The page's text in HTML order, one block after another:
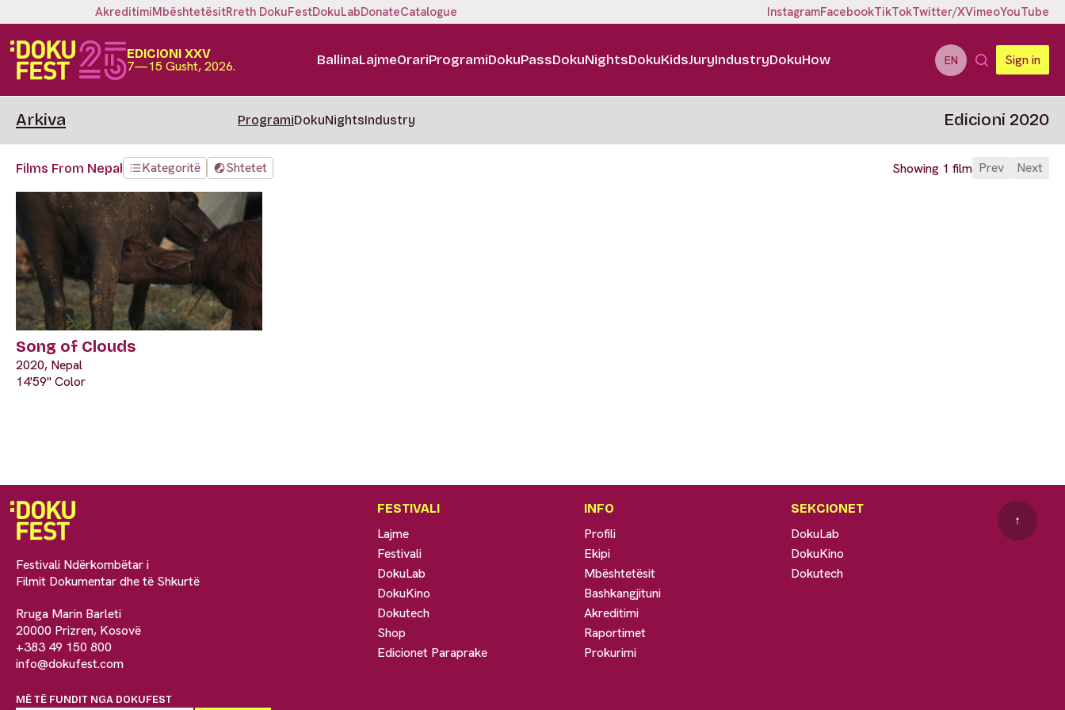
AkreditimiMbështetësitRreth DokuFestDokuLabDonateCatalogue InstagramFacebookTikTokTwitter/XVimeoYouTube
EDICIONI XXV
7—15 Gusht, 2026. BallinaLajmeOrariProgramiDokuPassDokuNightsDokuKidsJuryIndustryDokuHow EN Sign in
Arkiva ProgramiDokuNightsIndustry Edicioni 2020
Films From Nepal Kategoritë Shtetet Showing 1 film Prev Next
Song of Clouds
2020, Nepal
14'59" Color
Festivali Ndërkombëtar i
Filmit Dokumentar dhe të Shkurtë
Rruga Marin Barleti
20000 Prizren, Kosovë
+383 49 150 800
info@dokufest.com
MË TË FUNDIT NGA DOKUFEST
FESTIVALI
Lajme
Festivali
DokuLab
DokuKino
Dokutech
Shop
Edicionet Paraprake
INFO
Profili
Ekipi
Mbështetësit
Bashkangjituni
Akreditimi
Raportimet
Prokurimi
SEKCIONET
DokuLab
DokuKino
Dokutech
↑